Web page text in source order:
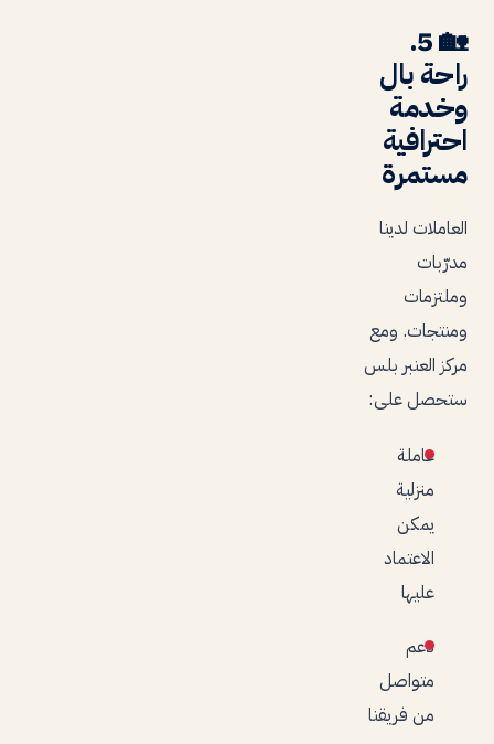
🏡
5.
راحة بال
وخدمة
احترافية
مستمرة
العاملات لدينا
مدرّبات
وملتزمات
ومنتجات. ومع
مركز العنبر بلس
ستحصل على:
عاملة
منزلية
يمكن
الاعتماد
عليها
دعم
متواصل
من فريقنا